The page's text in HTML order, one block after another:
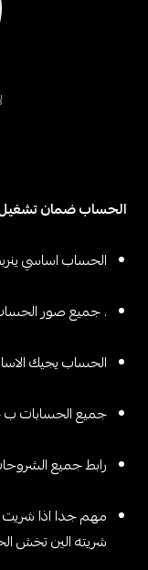
الحساب ضمان
الحساب اساسي
. جميع صور
الحساب يجيك
جميع الحسابات ب
رابط جميع
مهم جدا اذا
شريته الين تخش